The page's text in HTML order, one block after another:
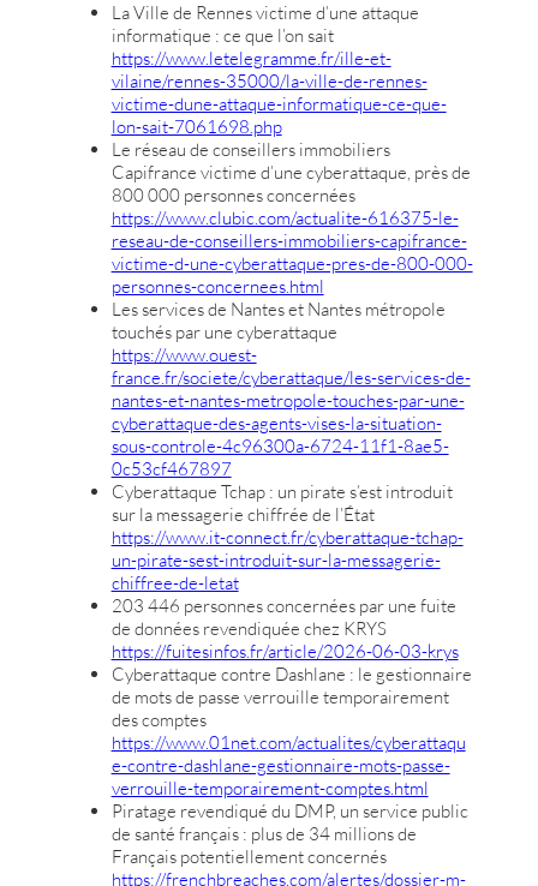
La Ville de Rennes victime d’une attaque
informatique : ce que l’on sait
https://www.letelegramme.fr/ille-et-
vilaine/rennes-35000/la-ville-de-rennes-
victime-dune-attaque-informatique-ce-que-
lon-sait-7061698.php
Le réseau de conseillers immobiliers
Capifrance victime d’une cyberattaque, près de
800 000 personnes concernées
https://www.clubic.com/actualite-616375-le-
reseau-de-conseillers-immobiliers-capifrance-
victime-d-une-cyberattaque-pres-de-800-000-
personnes-concernees.html
Les services de Nantes et Nantes métropole
touchés par une cyberattaque
https://www.ouest-
france.fr/societe/cyberattaque/les-services-de-
nantes-et-nantes-metropole-touches-par-une-
cyberattaque-des-agents-vises-la-situation-
sous-controle-4c96300a-6724-11f1-8ae5-
0c53cf467897
Cyberattaque Tchap : un pirate s’est introduit
sur la messagerie chiffrée de l’État
https://www.it-connect.fr/cyberattaque-tchap-
un-pirate-sest-introduit-sur-la-messagerie-
chiffree-de-letat
203 446 personnes concernées par une fuite
de données revendiquée chez KRYS
https://fuitesinfos.fr/article/2026-06-03-krys
Cyberattaque contre Dashlane : le gestionnaire
de mots de passe verrouille temporairement
des comptes
https://www.01net.com/actualites/cyberattaqu
e-contre-dashlane-gestionnaire-mots-passe-
verrouille-temporairement-comptes.html
Piratage revendiqué du DMP, un service public
de santé français : plus de 34 millions de
Français potentiellement concernés
https://frenchbreaches.com/alertes/dossier-m-